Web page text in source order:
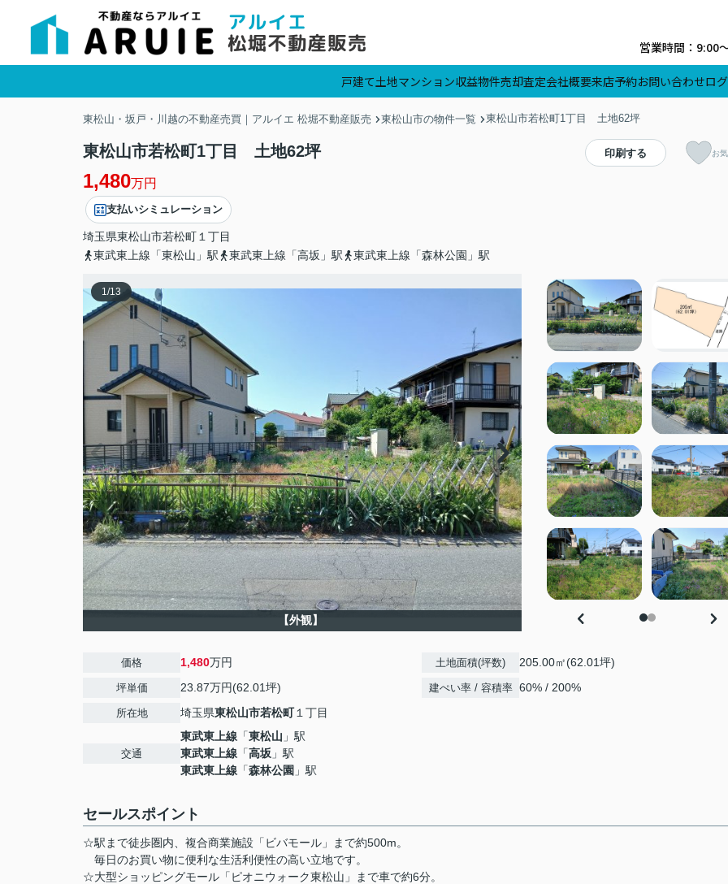
営業時間：9:00
戸建て土地マンション収益物件売却査定会社概要来店予約お問い合わせロ
東松山・坂戸・川越の不動産売買｜アルイエ 松堀不動産販売 東松山市の物件一覧 東松山市若松町1丁目 土地62坪
東松山市若松町1丁目 土地62坪
1,480万円
支払いシミュレーション
埼玉県東松山市若松町 １丁目
東武東上線「東松山」駅
東武東上線「高坂」駅 東武東上線「森林公園」駅
印刷する お
1/13
【外観】
価格 1,480万円
坪単価 23.87万円(62.01坪)
所在地 埼玉県東松山市若松町１丁目
交通
東武東上線 「東松山 」駅
東武東上線 「高坂 」駅
東武東上線 「森林公園 」駅
土地面積(坪数) 205.00㎡(62.01坪)
建ぺい率 / 容積率 60% / 200%
セールスポイント
☆駅まで徒歩圏内、複合商業施設「ビバモール」まで約500m。
毎日のお買い物に便利な生活利便性の高い立地です。
☆大型ショッピングモール「ピオニウォーク東松山」まで車で約6分。